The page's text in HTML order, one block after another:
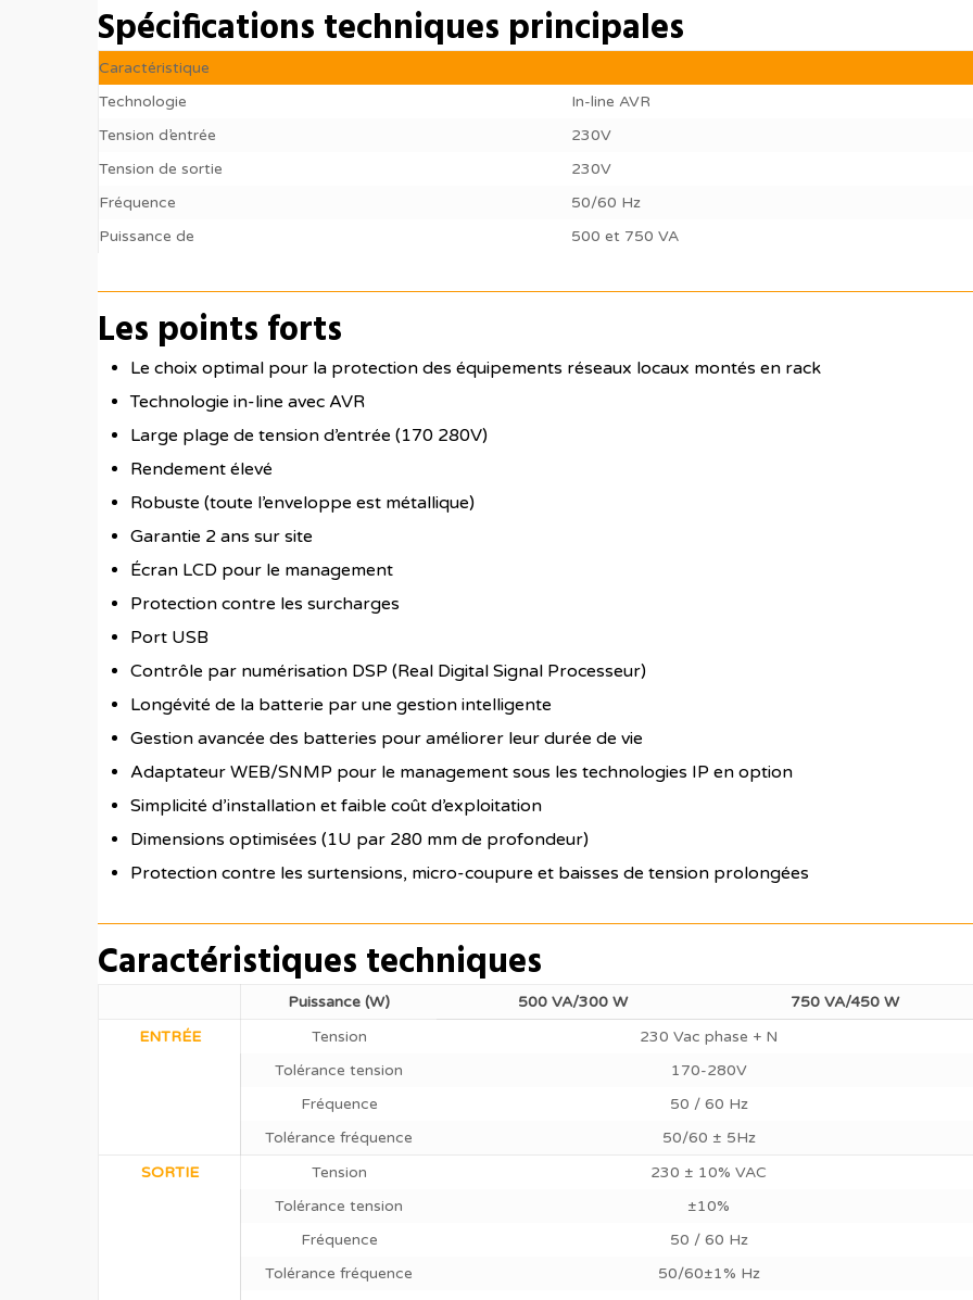
Spécifications techniques principales
Caractéristique
Technologie
In-line AVR
Tension d’entrée
230V
Tension de sortie
230V
Fréquence
50/60 Hz
Puissance de
500 et 750 VA
Les points forts
Le choix optimal pour la protection des équipements réseaux locaux montés en rack
Technologie in-line avec AVR
Large plage de tension d’entrée (170 280V)
Rendement élevé
Robuste (toute l’enveloppe est métallique)
Garantie 2 ans sur site
Écran LCD pour le management
Protection contre les surcharges
Port USB
Contrôle par numérisation DSP (Real Digital Signal Processeur)
Longévité de la batterie par une gestion intelligente
Gestion avancée des batteries pour améliorer leur durée de vie
Adaptateur WEB/SNMP pour le management sous les technologies IP en option
Simplicité d’installation et faible coût d’exploitation
Dimensions optimisées (1U par 280 mm de profondeur)
Protection contre les surtensions, micro-coupure et baisses de tension prolongées
Caractéristiques techniques
Puissance (W) 500 VA/300 W
750 VA/450 W
ENTRÉE
Tension
230 Vac phase + N
Tolérance tension
170-280V
Fréquence
50 / 60 Hz
Tolérance fréquence
50/60 ± 5Hz
SORTIE
Tension
230 ± 10% VAC
Tolérance tension
±10%
Fréquence
50 / 60 Hz
Tolérance fréquence
50/60±1% Hz